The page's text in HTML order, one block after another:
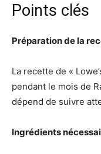
Points clés
Préparation de la
La recette de «
pendant le mois de
dépend de suivre
Ingrédients